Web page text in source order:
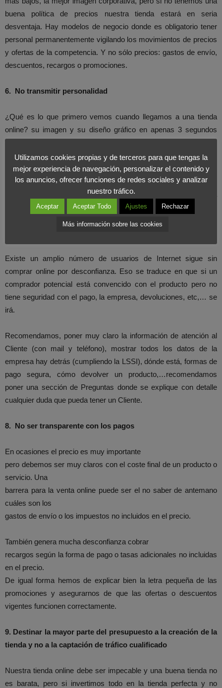
buena política de precios nuestra tienda estará en seria
desventaja. Hay modelos de negocio donde es obligatorio tener
personal permanentemente vigilando los movimientos de precios
y ofertas de la competencia. Y no sólo precios: gastos de envío,
descuentos, recargos o promociones.
6. No transmitir personalidad
¿Qué es lo que primero vemos cuando llegamos a una tienda
online? su imagen y su diseño gráfico en apenas 3 segundos
percibimos si estamos ante una tienda online seria y potente, eso
genera confianza e invita a seguir navegando por la web. Y
muchas veces no estamos diciendo que tenga que ser un diseño
muy elaborado o que tenga que seguir la moda de diseño web
minimalista de los últimos tiempos. Debe transmitir nuestra
personalidad ya que es el principal elemento comunicador.
Existe un amplio número de usuarios de Internet sigue sin
comprar online por desconfianza. Eso se traduce en que si un
comprador potencial está convencido con el producto pero no
tiene seguridad con el pago, la empresa, devoluciones, etc,… se
irá.
Recomendamos, poner muy claro la información de atención al
Cliente (con mail y teléfono), mostrar todos los datos de la
empresa hay detrás (cumpliendo la LSSI), dónde está, formas de
pago segura, cómo devolver un producto,…recomendamos
poner una sección de Preguntas donde se explique con detalle
cualquier duda que pueda tener un Cliente.
8. No ser transparente con los pagos
En ocasiones el precio es muy importante
pero debemos ser muy claros con el coste final de un producto o
servicio. Una
barrera para la venta online puede ser el no saber de antemano
cuáles son los
gastos de envío o los impuestos no incluidos en el precio.
También genera mucha desconfianza cobrar
recargos según la forma de pago o tasas adicionales no incluidas
en el precio.
De igual forma hemos de explicar bien la letra pequeña de las
promociones y asegurarnos de que las ofertas o descuentos
vigentes funcionen correctamente.
9. Destinar la mayor parte del presupuesto a la creación de la
tienda y no a la captación de tráfico cualificado
Nuestra tienda online debe ser impecable y una buena tienda no
es barata, pero si invertimos todo en la tienda perfecta y no
Utilizamos cookies propias y de terceros para que tengas la
mejor experiencia de navegación, personalizar el contenido y
los anuncios, ofrecer funciones de redes sociales y analizar
nuestro tráfico.
Aceptar Aceptar Todo Ajustes Rechazar
Más información sobre las cookies